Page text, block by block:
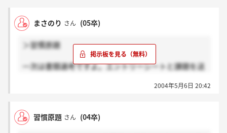
どなたでもいいので、メディアプランナーに関しての
まさのり さん (05卒)
＞習慣原題
一次は書類選考ですよ。エントリーシートと課題を送
です。
2004年5月6日 20:42
習慣原題 さん (04卒)